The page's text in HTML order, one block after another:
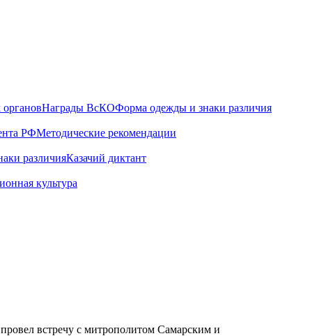
Награды ВсКОФорма одежды и знаки различия
РФМетодические рекомендации
различияКазачий диктант
культура
встречу с митрополитом Самарским и